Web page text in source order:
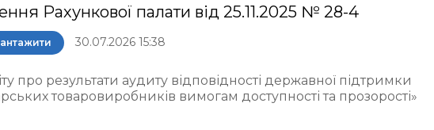
Рахункової палати від 25.11.2025 № 28-4
30.07.2026 15:38
про результати аудиту відповідності державної підтримки
товаровиробників вимогам доступності та прозорості»